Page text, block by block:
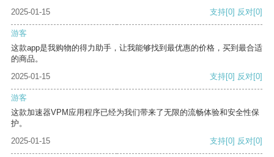
2025-01-15
支持[0] 反对[0]
游客
这款app是我购物的得力助手，让我能够找到最优惠的价格，买到最合适
的商品。
2025-01-15
支持[0] 反对[0]
游客
这款加速器VPM应用程序已经为我们带来了无限的流畅体验和安全性保
护。
2025-01-15
支持[0] 反对[0]